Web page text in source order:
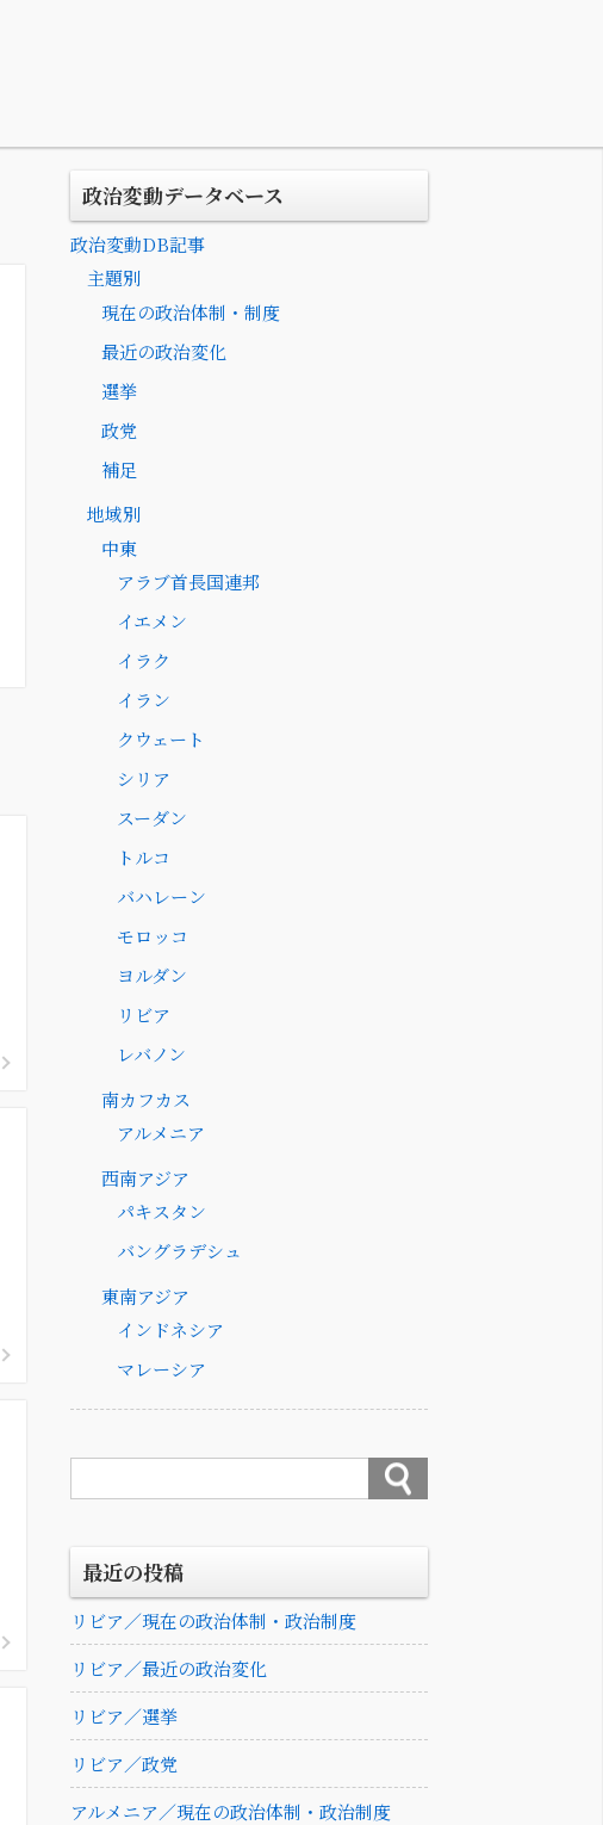
政治変動データベース
政治変動DB記事
主題別
現在の政治体制・制度
最近の政治変化
選挙
政党
補足
地域別
中東
アラブ首長国連邦
イエメン
イラク
イラン
クウェート
シリア
スーダン
トルコ
バハレーン
モロッコ
ヨルダン
リビア
レバノン
南カフカス
アルメニア
西南アジア
パキスタン
バングラデシュ
東南アジア
インドネシア
マレーシア
最近の投稿
リビア／現在の政治体制・政治制度
リビア／最近の政治変化
リビア／選挙
リビア／政党
アルメニア／現在の政治体制・政治制度